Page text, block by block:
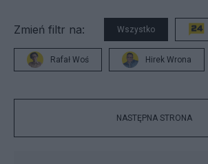
Zmień filtr na: Wszystko
Rafał Woś Hirek Wrona
NASTĘPNA STRONA